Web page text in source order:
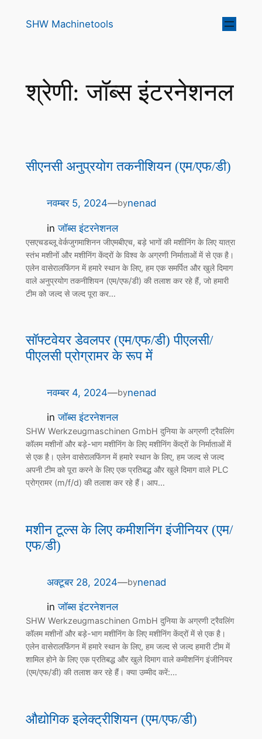
SHW Machinetools
श्रेणी:जॉब्स इंटरनेशनल
सीएनसी अनुप्रयोग तकनीशियन (एम/एफ/डी)
नवम्बर 5, 2024—bynenad
inजॉब्स इंटरनेशनल
एसएचडब्लू वेर्कजुगमाशिनन जीएमबीएच, बड़े भागों की मशीनिंग के लिए यात्रा
स्तंभ मशीनों और मशीनिंग केंद्रों के विश्व के अग्रणी निर्माताओं में से एक है।
एलेन वासेरालफिंगन में हमारे स्थान के लिए, हम एक समर्पित और खुले दिमाग
वाले अनुप्रयोग तकनीशियन (एम/एफ/डी) की तलाश कर रहे हैं, जो हमारी
टीम को जल्द से जल्द पूरा कर…
सॉफ्टवेयर डेवलपर (एम/एफ/डी) पीएलसी/
पीएलसी प्रोग्रामर के रूप में
नवम्बर 4, 2024—bynenad
inजॉब्स इंटरनेशनल
SHW Werkzeugmaschinen GmbH दुनिया के अग्रणी ट्रैवलिंग
कॉलम मशीनों और बड़े-भाग मशीनिंग के लिए मशीनिंग केंद्रों के निर्माताओं में
से एक है। एलेन वासेरालफिंगन में हमारे स्थान के लिए, हम जल्द से जल्द
अपनी टीम को पूरा करने के लिए एक प्रतिबद्ध और खुले दिमाग वाले PLC
प्रोग्रामर (m/f/d) की तलाश कर रहे हैं। आप…
मशीन टूल्स के लिए कमीशनिंग इंजीनियर (एम/
एफ/डी)
अक्टूबर 28, 2024—bynenad
inजॉब्स इंटरनेशनल
SHW Werkzeugmaschinen GmbH दुनिया के अग्रणी ट्रैवलिंग
कॉलम मशीनों और बड़े-भाग मशीनिंग के लिए मशीनिंग केंद्रों में से एक है।
एलेन वासेरालफिंगन में हमारे स्थान के लिए, हम जल्द से जल्द हमारी टीम में
शामिल होने के लिए एक प्रतिबद्ध और खुले दिमाग वाले कमीशनिंग इंजीनियर
(एम/एफ/डी) की तलाश कर रहे हैं। क्या उम्मीद करें:…
औद्योगिक इलेक्ट्रीशियन (एम/एफ/डी)